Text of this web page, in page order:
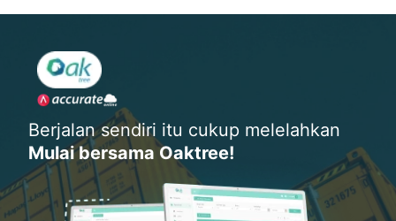
Berjalan sendiri itu cukup melelahkan
Mulai bersama Oaktree!